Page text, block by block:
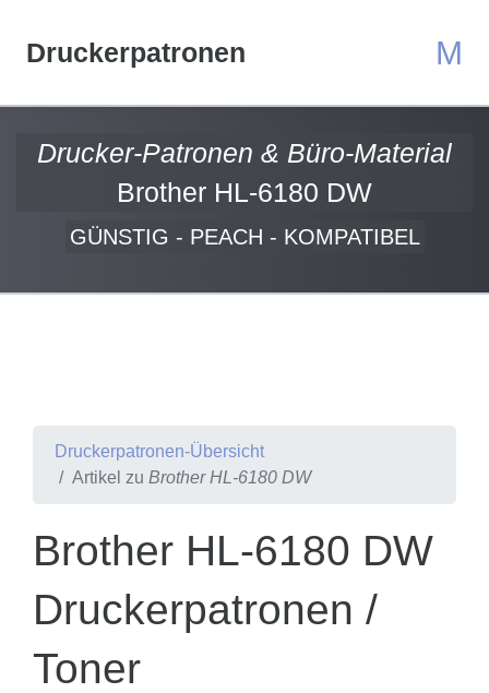
Druckerpatronen M
Drucker-Patronen & Büro-Material
Brother HL-6180 DW
GÜNSTIG - PEACH - KOMPATIBEL
Druckerpatronen-Übersicht
Artikel zu Brother HL-6180 DW
Brother HL-6180 DW
Druckerpatronen /
Toner